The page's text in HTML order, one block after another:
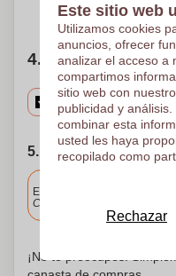
¿Necesitas
4. Elige tu
5. Elija su fecha de
Entrega estándar
Cargue y apruebe sus
¡No te preocupes!
Este sitio web
Utilizamos cookies
anuncios, ofrecer
analizar el acceso a
compartimos
sitio web con
publicidad y
combinar esta
usted les haya
recopilado como
Rechazar